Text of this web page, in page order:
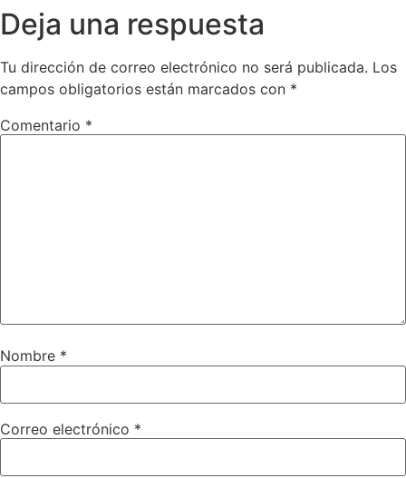
Deja una respuesta
Tu dirección de correo electrónico no será publicada. Los
campos obligatorios están marcados con *
Comentario *
Nombre *
Correo electrónico *